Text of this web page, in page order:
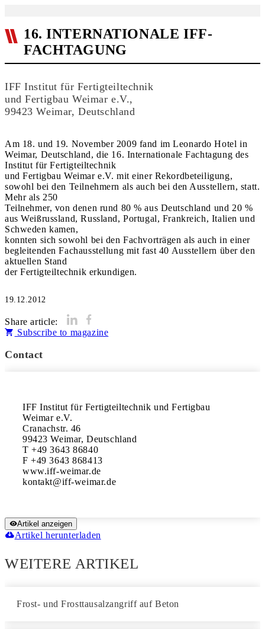
16. INTERNATIONALE IFF-
FACHTAGUNG
IFF Institut für Fertigteiltechnik
und Fertigbau Weimar e.V.,
99423 Weimar, Deutschland
Am 18. und 19. November 2009 fand im Leonardo Hotel in
Weimar, Deutschland, die 16. Internationale Fachtagung des
Institut für Fertigteiltechnik
und Fertigbau Weimar e.V. mit einer Rekordbeteiligung,
sowohl bei den Teilnehmern als auch bei den Ausstellern, statt.
Mehr als 250
Teilnehmer, von denen rund 80 % aus Deutschland und 20 %
aus Weißrussland, Russland, Portugal, Frankreich, Italien und
Schweden kamen,
konnten sich sowohl bei den Fachvorträgen als auch in einer
begleitenden Fachausstellung mit fast 40 Ausstellern über den
aktuellen Stand
der Fertigteiltechnik erkundigen.
19.12.2012
Share article:
Subscribe to magazine
Contact
IFF Institut für Fertigteiltechnik und Fertigbau
Weimar e.V.
Cranachstr. 46
99423 Weimar, Deutschland
T +49 3643 86840
F +49 3643 868413
www.iff-weimar.de
Artikel anzeigen
Artikel herunterladen
WEITERE ARTIKEL
Frost- und Frosttausalzangriff auf Beton